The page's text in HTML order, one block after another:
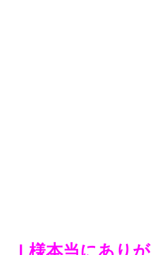
Ｉ様本当にあり